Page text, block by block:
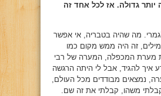
יותר גדולה. אז לכל אחד זה
מה שהיה בטבריה, אי אפשר
זה היה ממש מקום כמו
מערת המכפלה, המערה של רבי
איך להגיד, אבל לי היתה הרגשה
נמצאים מבודדים מכל העולם,
משהו, קבלתי את זה שם.